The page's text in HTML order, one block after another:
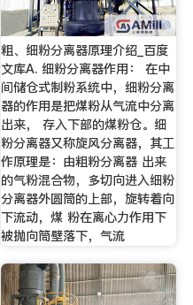
粗、细粉分离器原理介绍_百度
文库A. 细粉分离器作用： 在中
间储仓式制粉系统中，细粉分离
器的作用是把煤粉从气流中分离
出来， 存入下部的煤粉仓。细
粉分离器又称旋风分离器，其工
作原理是：由粗粉分离器 出来
的气粉混合物，多切向进入细粉
分离器外圆筒的上部，旋转着向
下流动，煤 粉在离心力作用下
被抛向筒壁落下，气流